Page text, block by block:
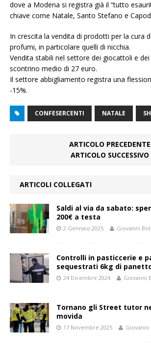
dove a Modena si registra già il “tutto
chiave come Natale, Santo Stefano e
In crescita la vendita di prodotti per la cura
profumi, in particolare quelli di nicchia.
Vendita stabili nel settore dei giocattoli e
scontrino medio di 27 euro.
Il settore abbigliamento registra una
-15%.
CONFESERCENTI NATALE
ARTICOLO PRECEDENTE
ARTICOLO SUCCESSIVO
ARTICOLI COLLEGATI
Saldi al via da sabato:
200€ a testa
2 Gennaio 2025 Giovanni
Controlli in pasticcerie e
sequestrati 6kg di
24 Dicembre 2024 Giovanni
Tornano gli Street tutor
movida
17 Novembre 2025 Giovanni